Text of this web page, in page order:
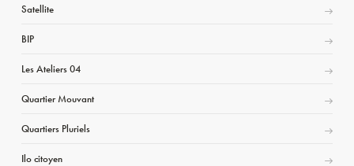
Satellite
BIP
Les Ateliers 04
Quartier Mouvant
Quartiers Pluriels
Ilo citoyen